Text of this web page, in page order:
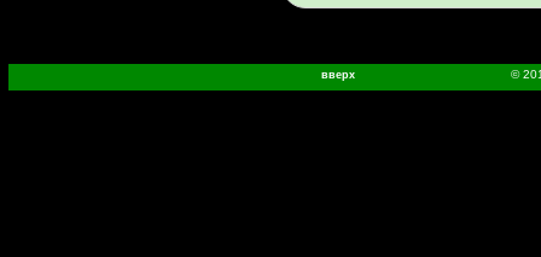
вверх ©